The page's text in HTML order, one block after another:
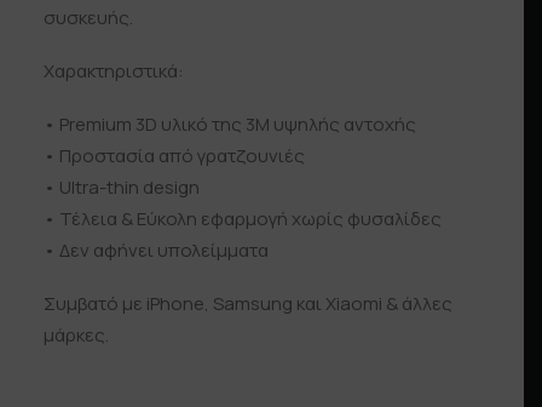
συσκευής.
Χαρακτηριστικά:
• Premium 3D υλικό της 3Μ υψηλής αντοχής
• Προστασία από γρατζουνιές
• Ultra-thin design
• Τέλεια & Εύκολη εφαρμογή χωρίς φυσαλίδες
• Δεν αφήνει υπολείμματα
Συμβατό με iPhone, Samsung και Xiaomi & άλλες
μάρκες.